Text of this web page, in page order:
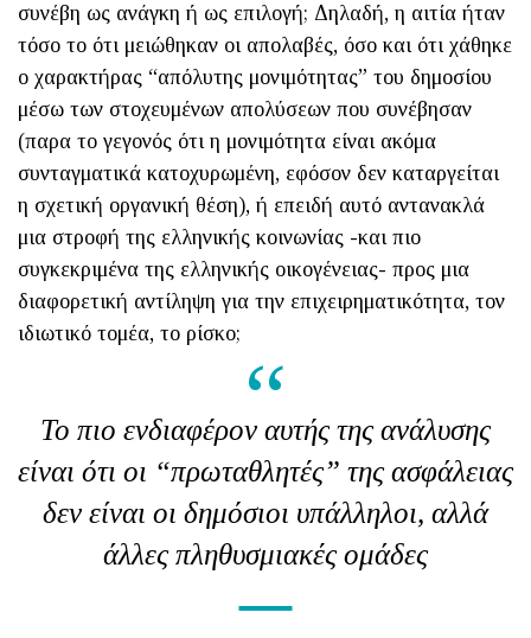
συνέβη ως ανάγκη ή ως επιλογή; Δηλαδή, η αιτία ήταν
τόσο το ότι μειώθηκαν οι απολαβές, όσο και ότι χάθηκε
ο χαρακτήρας “απόλυτης μονιμότητας” του δημοσίου
μέσω των στοχευμένων απολύσεων που συνέβησαν
(παρα το γεγονός ότι η μονιμότητα είναι ακόμα
συνταγματικά κατοχυρωμένη, εφόσον δεν καταργείται
η σχετική οργανική θέση), ή επειδή αυτό αντανακλά
μια στροφή της ελληνικής κοινωνίας -και πιο
συγκεκριμένα της ελληνικής οικογένειας- προς μια
διαφορετική αντίληψη για την επιχειρηματικότητα, τον
ιδιωτικό τομέα, το ρίσκο;
Το πιο ενδιαφέρον αυτής της ανάλυσης
είναι ότι οι “πρωταθλητές” της ασφάλειας
δεν είναι οι δημόσιοι υπάλληλοι, αλλά
άλλες πληθυσμιακές ομάδες